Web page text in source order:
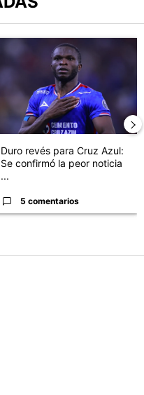
"Revelan un detalle clave
Un artículo de tendencia con
Duro revés para Cruz Azul:
Se confirmó la peor noticia
...
5 comentarios